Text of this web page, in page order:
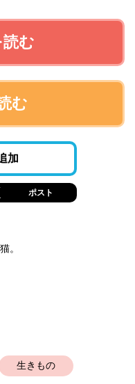
読む
む
加
ポスト
。
生きもの